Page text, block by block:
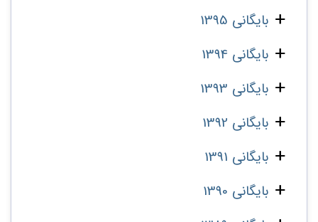
بایگانی 1395
بایگانی 1394
بایگانی 1393
بایگانی 1392
بایگانی 1391
بایگانی 1390